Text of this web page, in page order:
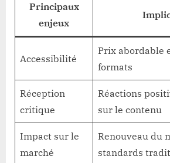
Principaux
enjeux
Accessibilité
Prix abordable
formats
Réception
critique
Réactions
sur le contenu
Impact sur le
marché
Renouveau du
standards